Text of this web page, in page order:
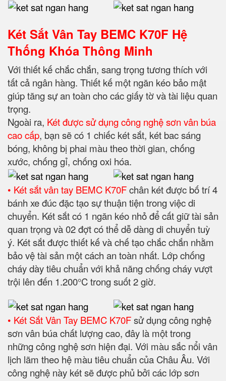
Két Sắt Vân Tay BEMC K70F Hệ
Thống Khóa Thông Minh
Với thiết kế chắc chắn, sang trọng tương thích với
tất cả ngân hàng. Thiết kế một ngăn kéo bảo mật
giúp tăng sự an toàn cho các giấy tờ và tài liệu quan
trọng.
Ngoài ra, Két được sử dụng công nghệ sơn vân búa
cao cấp, bạn sẽ có 1 chiếc két sắt, két bac sáng
bóng, không bị phai màu theo thời gian, chống
xước, chống gỉ, chống oxi hóa.
• Két sắt vân tay BEMC K70Fchân két được bố trí 4
bánh xe đúc đặc tạo sự thuận tiện trong việc di
chuyển. Két sắt có 1 ngăn kéo nhỏ để cất giữ tài sản
quan trọng và 02 đợt có thể dễ dàng di chuyển tuỳ
ý. Két sắt được thiết kế và chế tạo chắc chắn nhằm
bảo vệ tài sản một cách an toàn nhất. Lớp chống
cháy dày tiêu chuẩn với khả năng chống cháy vượt
trội lên đến 1.200°C trong suốt 2 giờ.
• Két Sắt Vân Tay BEMC K70Fsử dụng công nghệ
sơn vân búa chất lượng cao, đây là một trong
những công nghệ sơn hiện đại. Với màu sắc nổi vân
lịch lãm theo hệ màu tiêu chuẩn của Châu Âu. Với
công nghệ này két sẽ được phủ bởi các lớp sơn